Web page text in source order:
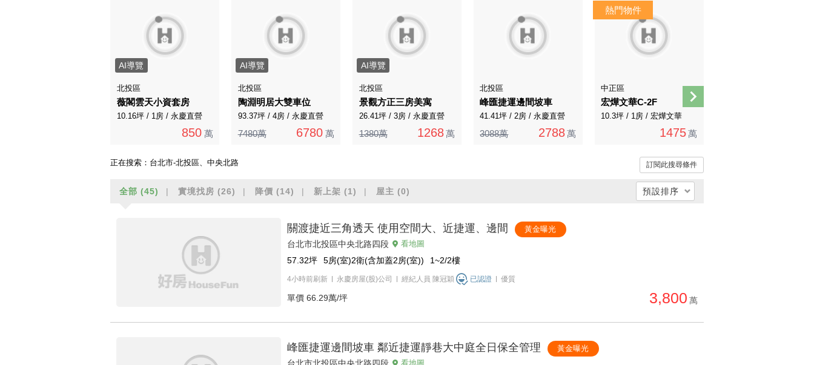
AI導覽
北投區
薇閣雲天小資套房
10.16坪 / 1房 / 永慶直營
850 萬
AI導覽
北投區
陶淵明居大雙車位
93.37坪 / 4房 / 永慶直營
7480萬 6780 萬
AI導覽
北投區
景觀方正三房美寓
26.41坪 / 3房 / 永慶直營
1380萬 1268 萬
北投區
峰匯捷運邊間坡車
41.41坪 / 2房 / 永慶直營
3088萬 2788 萬
中正區
宏燁文華C-2F
10.3坪 / 1房 / 宏燁文華
1475 萬
正在搜索： 台北市-北投區、中央北路 訂閱此搜尋條件
全部 (45) 實境找房 (26) 降價 (14) 新上架 (1) 屋主 (0) 預設排序
降價幅度高 → 低
關渡捷近三角透天 使用空間大、近捷運、邊間 黃金曝光
台北市北投區中央北路四段 看地圖
57.32坪 5房(室)2衛(含加蓋2房(室)) 1~2/2樓
4小時前刷新 永慶房屋(股)公司 經紀人員 陳冠穎 已認證 優質
單價 66.29萬/坪 3,800 萬
峰匯捷運邊間坡車 鄰近捷運靜巷大中庭全日保全管理 黃金曝光
台北市北投區中央北路四段 看地圖